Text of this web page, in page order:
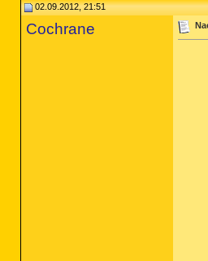
02.09.2012, 21:51
Cochrane